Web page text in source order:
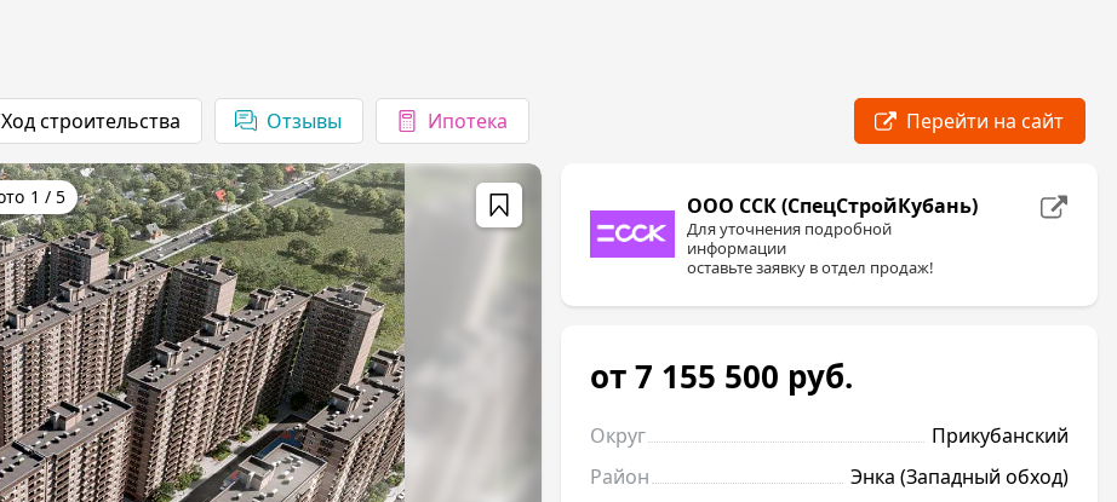
Ход строительства
1 /5 ООО ССК (СпецСтройКубань)
Для уточнения подробной
информации
оставьте заявку в отдел продаж!
от 7 155 500 руб.
Округ
Прикубанский
Район
Энка (Западный обход)